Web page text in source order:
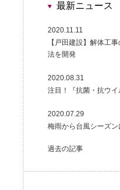
最新ニュース
2020.11.11
【戸田建設】解体工
法を開発
2020.08.31
注目！『抗菌・抗ウ
2020.07.29
梅雨から台風シーズ
過去の記事